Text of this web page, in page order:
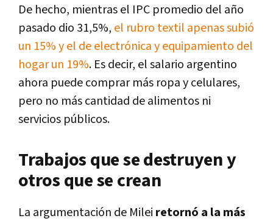
De hecho, mientras el IPC promedio del año
pasado dio 31,5%, el rubro textil apenas subió
un 15% y el de electrónica y equipamiento del
hogar un 19%. Es decir, el salario argentino
ahora puede comprar más ropa y celulares,
pero no más cantidad de alimentos ni
servicios públicos.
Trabajos que se destruyen y
otros que se crean
La argumentación de Milei retornó a la más